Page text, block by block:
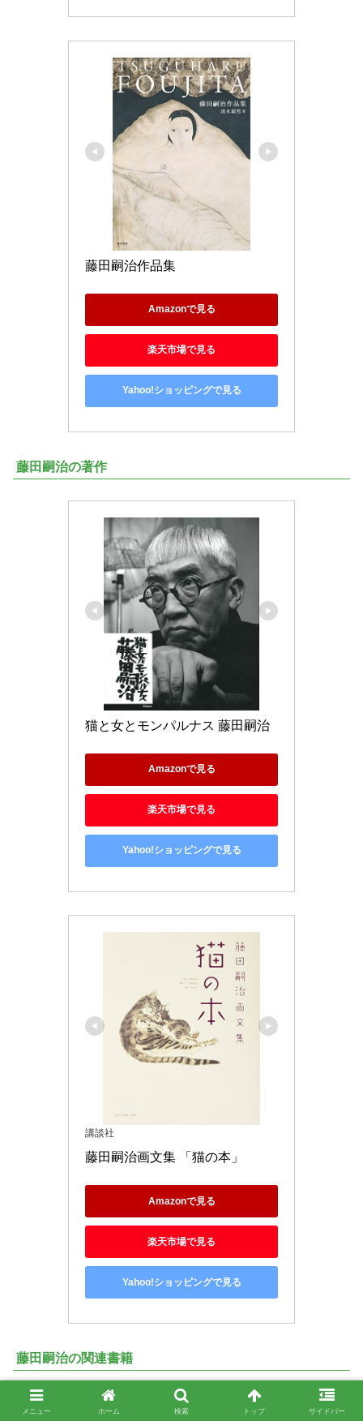
藤田嗣治作品集
Amazonで見る
楽天市場で見る
Yahoo!ショッピングで見る
藤田嗣治の著作
猫と女とモンパルナス 藤田嗣治
Amazonで見る
楽天市場で見る
Yahoo!ショッピングで見る
講談社
藤田嗣治画文集 「猫の本」
Amazonで見る
楽天市場で見る
Yahoo!ショッピングで見る
藤田嗣治の関連書籍
メニュー ホーム 検索 トップ サイドバー